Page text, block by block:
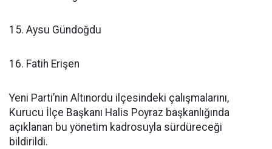
15. Aysu Gündoğdu
16. Fatih Erişen
Yeni Parti’nin Altınordu ilçesindeki çalışmalarını,
Kurucu İlçe Başkanı Halis Poyraz başkanlığında
açıklanan bu yönetim kadrosuyla sürdüreceği
bildirildi.